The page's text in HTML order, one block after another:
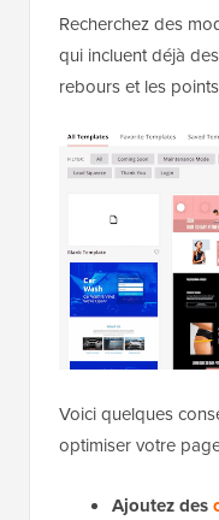
Recherchez des
qui incluent déjà
rebours et les
Voici quelques
optimiser votre
Ajoutez des